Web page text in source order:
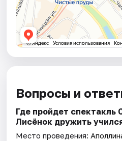
Вопросы и
Где пройдет спектакль
Лисёнок дружить
Место проведения: